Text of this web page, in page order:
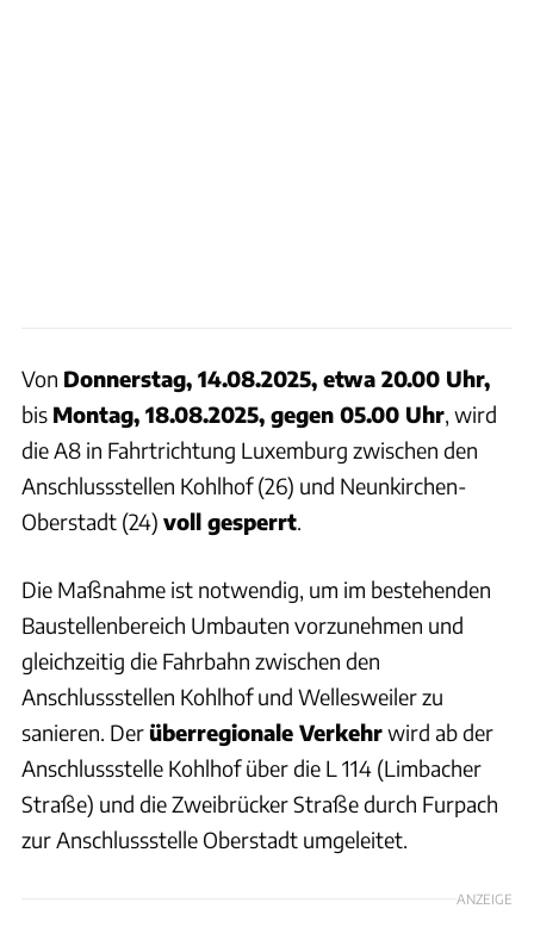
Von Donnerstag, 14.08.2025, etwa 20.00 Uhr,
bis Montag, 18.08.2025, gegen 05.00 Uhr, wird
die A8 in Fahrtrichtung Luxemburg zwischen den
Anschlussstellen Kohlhof (26) und Neunkirchen-
Oberstadt (24) voll gesperrt.
Die Maßnahme ist notwendig, um im bestehenden
Baustellenbereich Umbauten vorzunehmen und
gleichzeitig die Fahrbahn zwischen den
Anschlussstellen Kohlhof und Wellesweiler zu
sanieren. Derüberregionale Verkehrwird ab der
Anschlussstelle Kohlhof über die L 114 (Limbacher
Straße) und die Zweibrücker Straße durch Furpach
zur Anschlussstelle Oberstadt umgeleitet.
ANZEIGE